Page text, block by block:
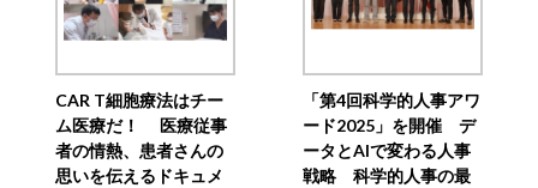
CAR T細胞療法はチー
ム医療だ！ 医療従事
者の情熱、患者さんの
思いを伝えるドキュメ
「第4回科学的人事アワ
ード2025」を開催 デ
ータとAIで変わる人事
戦略 科学的人事の最